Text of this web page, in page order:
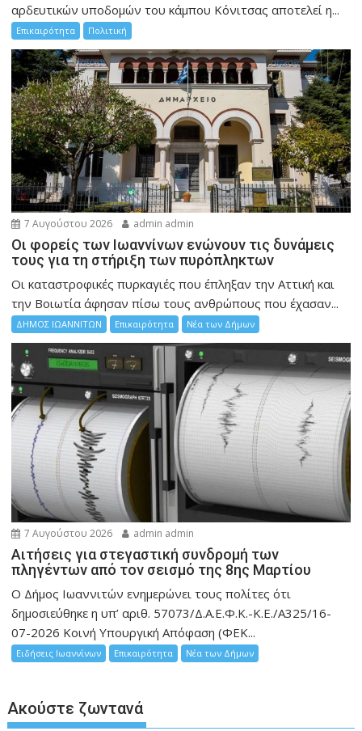
αρδευτικών υποδομών του κάμπου Κόνιτσας αποτελεί η...
Επικαιρότητα Πολιτική
7 Αυγούστου 2026 admin admin
Οι φορείς των Ιωαννίνων ενώνουν τις δυνάμεις
τους για τη στήριξη των πυρόπληκτων
Οι καταστροφικές πυρκαγιές που έπληξαν την Αττική και
την Bοιωτία άφησαν πίσω τους ανθρώπους που έχασαν...
ΔΗΜΟΣ ΙΩΑΝΝΙΤΩΝ Επικαιρότητα Νέα των Δήμων
7 Αυγούστου 2026 admin admin
Αιτήσεις για στεγαστική συνδρομή των
πληγέντων από τον σεισμό της 8ης Μαρτίου
Ο Δήμος Ιωαννιτών ενημερώνει τους πολίτες ότι
δημοσιεύθηκε η υπ’ αριθ. 57073/Δ.Α.Ε.Φ.Κ.-Κ.Ε./Α325/16-
07-2026 Κοινή Υπουργική Απόφαση (ΦΕΚ...
Ειδήσεις Ιωαννίνων Επικαιρότητα Νέα των Δήμων
Ακούστε ζωντανά